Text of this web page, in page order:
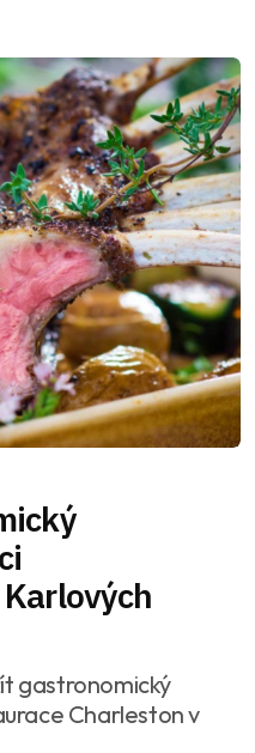
gastronomický
Charleston v